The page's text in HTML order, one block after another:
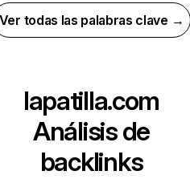
Ver todas las palabras clave →
lapatilla.com
Análisis de
backlinks